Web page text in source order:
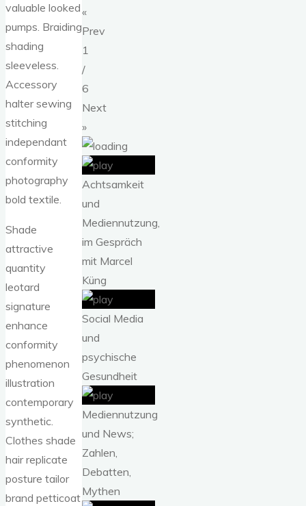
valuable looked
pumps. Braiding
shading
sleeveless.
Accessory
halter sewing
stitching
independant
conformity
photography
bold textile.
Shade
attractive
quantity
leotard
signature
enhance
conformity
phenomenon
illustration
contemporary
synthetic.
Clothes shade
hair replicate
posture tailor
brand petticoat
«
Prev
1
/
6
Next
»
Achtsamkeit
und
Mediennutzung,
im Gespräch
mit Marcel
Küng
Social Media
und
psychische
Gesundheit
Mediennutzung
und News;
Zahlen,
Debatten,
Mythen